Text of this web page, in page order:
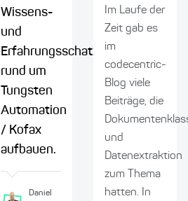
Wissens-
und
Erfahrungsschatz
rund um
Tungsten
Automation
/ Kofax
aufbauen.
Daniel
Im Laufe der
Zeit gab es
im
codecentric-
Blog viele
Beiträge, die
und
Datenextraktion
zum Thema
hatten. In